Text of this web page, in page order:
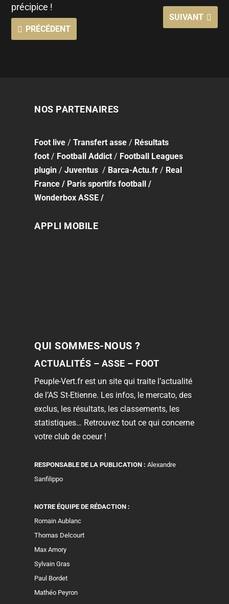
précipice !
PRÉCÉDENT
SUIVANT
NOS PARTENAIRES
Foot live /Transfert asse / Résultats
foot / Football Addict / Football Leagues
plugin /Juventus / Barca-Actu.fr / Real
France / Paris sportifs football
/
Wonderbox ASSE /
APPLI MOBILE
QUI SOMMES-NOUS ?
ACTUALITÉS – ASSE – FOOT
Peuple-Vert.fr est un site qui traite l’actualité
de l’AS St-Etienne. Les infos, le mercato, des
exclus, les résultats, les classements, les
statistiques… Retrouvez tout ce qui concerne
votre club de coeur !
RESPONSABLE DE LA PUBLICATION : Alexandre
Sanfilippo
NOTRE ÉQUIPE DE RÉDACTION :
Romain Aublanc
Thomas Delcourt
Max Amory
Sylvain Gras
Paul Bordet
Mathéo Peyron